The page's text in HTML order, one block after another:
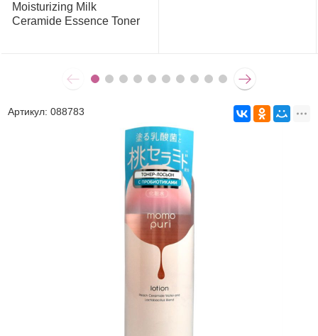
Moisturizing Milk
Ceramide Essence Toner
Артикул:088783